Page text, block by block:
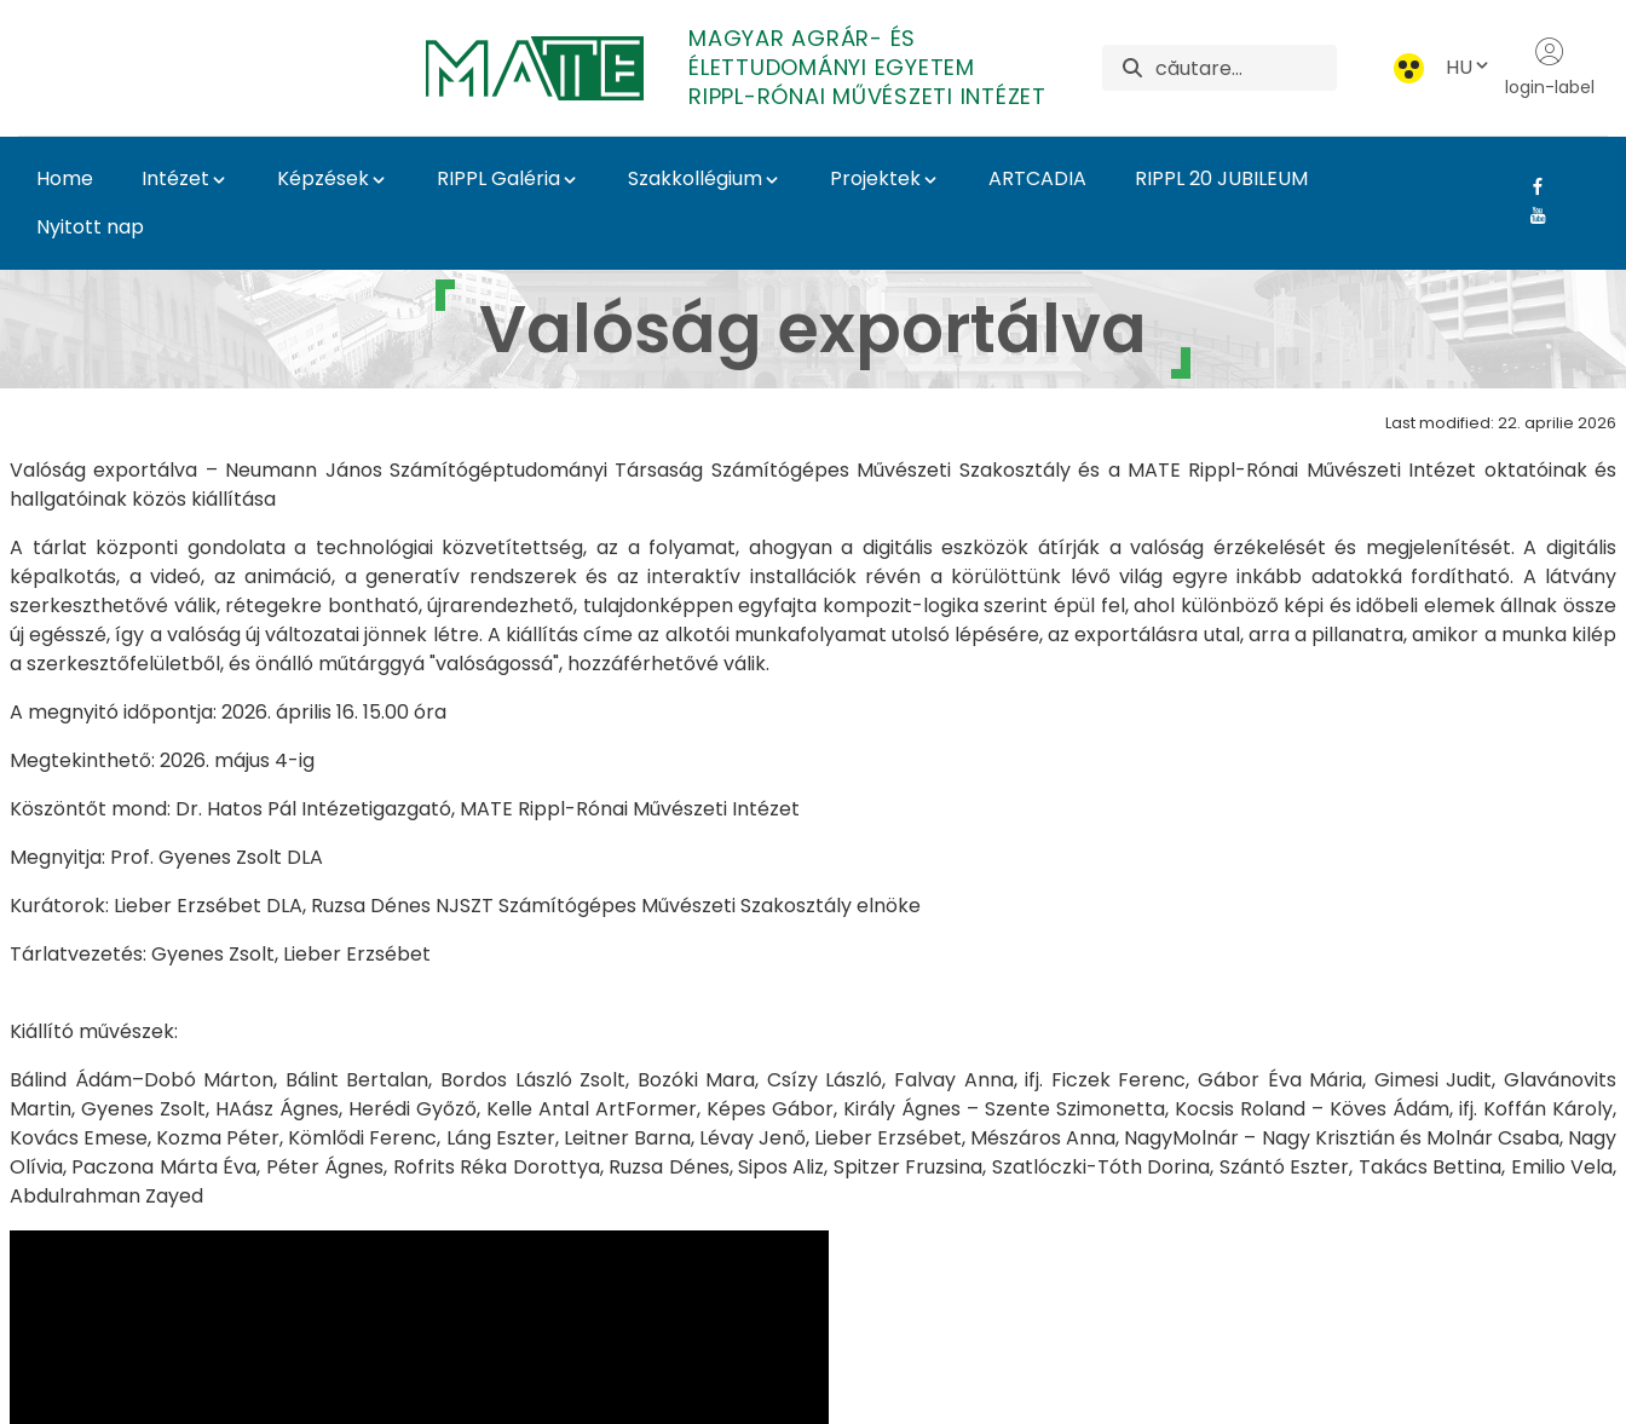
MAGYAR AGRÁR- ÉS
ÉLETTUDOMÁNYI EGYETEM
RIPPL-RÓNAI MŰVÉSZETI INTÉZET
HU
login-label
Home Intézet Képzések RIPPL Galéria Szakkollégium Projektek ARTCADIA
RIPPL 20 JUBILEUM
Nyitott nap
Valóság exportálva - Valóság exportálva - Rippl-Rónai
Valóság exportálva
Last modified: 22. aprilie 2026
Valóság exportálva – Neumann János Számítógéptudományi Társaság Számítógépes Művészeti Szakosztály és a MATE Rippl-Rónai Művészeti Intézet oktatóinak és
hallgatóinak közös kiállítása
A tárlat központi gondolata a technológiai közvetítettség, az a folyamat, ahogyan a digitális eszközök átírják a valóság érzékelését és megjelenítését. A digitális
képalkotás, a videó, az animáció, a generatív rendszerek és az interaktív installációk révén a körülöttünk lévő világ egyre inkább adatokká fordítható. A látvány
szerkeszthetővé válik, rétegekre bontható, újrarendezhető, tulajdonképpen egyfajta kompozit-logika szerint épül fel, ahol különböző képi és időbeli elemek állnak össze
új egésszé, így a valóság új változatai jönnek létre. A kiállítás címe az alkotói munkafolyamat utolsó lépésére, az exportálásra utal, arra a pillanatra, amikor a munka kilép
a szerkesztőfelületből, és önálló műtárggyá "valóságossá", hozzáférhetővé válik.
A megnyitó időpontja: 2026. április 16. 15.00 óra
Megtekinthető: 2026. május 4-ig
Köszöntőt mond: Dr. Hatos Pál Intézetigazgató, MATE Rippl-Rónai Művészeti Intézet
Megnyitja: Prof. Gyenes Zsolt DLA
Kurátorok: Lieber Erzsébet DLA, Ruzsa Dénes NJSZT Számítógépes Művészeti Szakosztály elnöke
Tárlatvezetés: Gyenes Zsolt, Lieber Erzsébet
Kiállító művészek:
Bálind Ádám–Dobó Márton, Bálint Bertalan, Bordos László Zsolt, Bozóki Mara, Csízy László, Falvay Anna, ifj. Ficzek Ferenc, Gábor Éva Mária, Gimesi Judit, Glavánovits
Martin, Gyenes Zsolt, HAász Ágnes, Herédi Győző, Kelle Antal ArtFormer, Képes Gábor, Király Ágnes – Szente Szimonetta, Kocsis Roland – Köves Ádám, ifj. Koffán Károly,
Kovács Emese, Kozma Péter, Kömlődi Ferenc, Láng Eszter, Leitner Barna, Lévay Jenő, Lieber Erzsébet, Mészáros Anna, NagyMolnár – Nagy Krisztián és Molnár Csaba, Nagy
Olívia, Paczona Márta Éva, Péter Ágnes, Rofrits Réka Dorottya, Ruzsa Dénes, Sipos Aliz, Spitzer Fruzsina, Szatlóczki-Tóth Dorina, Szántó Eszter, Takács Bettina, Emilio Vela,
Abdulrahman Zayed